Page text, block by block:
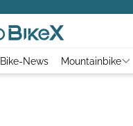
Bike-News Mountainbike